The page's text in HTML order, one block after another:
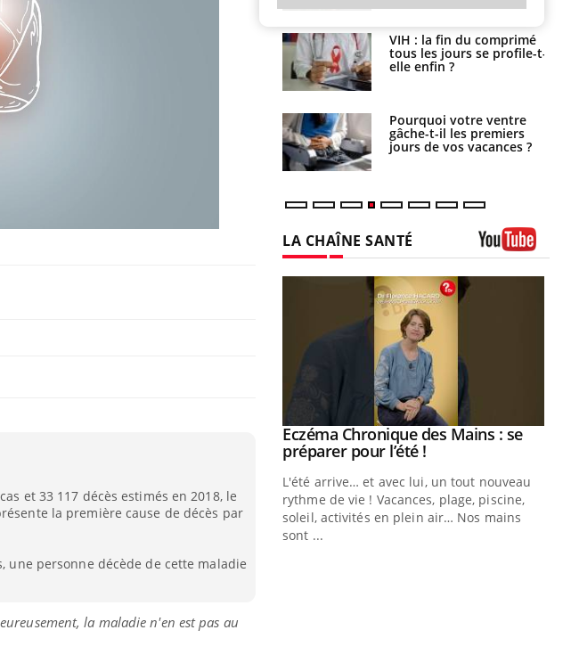
et 33 117 décès estimés en 2018, le
la première cause de décès par
une personne décède de cette maladie
la maladie n'en est pas au
VIH : la fin du comprimé
tous les jours se profile-t-
elle enfin ?
Pourquoi votre ventre
gâche-t-il les premiers
jours de vos vacances ?
LA CHAÎNE SANTÉ
reste entourée d'idées reçues chez les
patients comme parfois chez les soignants.
Youtube
Eczéma Chronique des Mains : se
préparer pour l’été !Youtube
L'été arrive… et avec lui, un tout nouveau
rythme de vie ! Vacances, plage, piscine,
soleil, activités en plein air… Nos mains
sont ...